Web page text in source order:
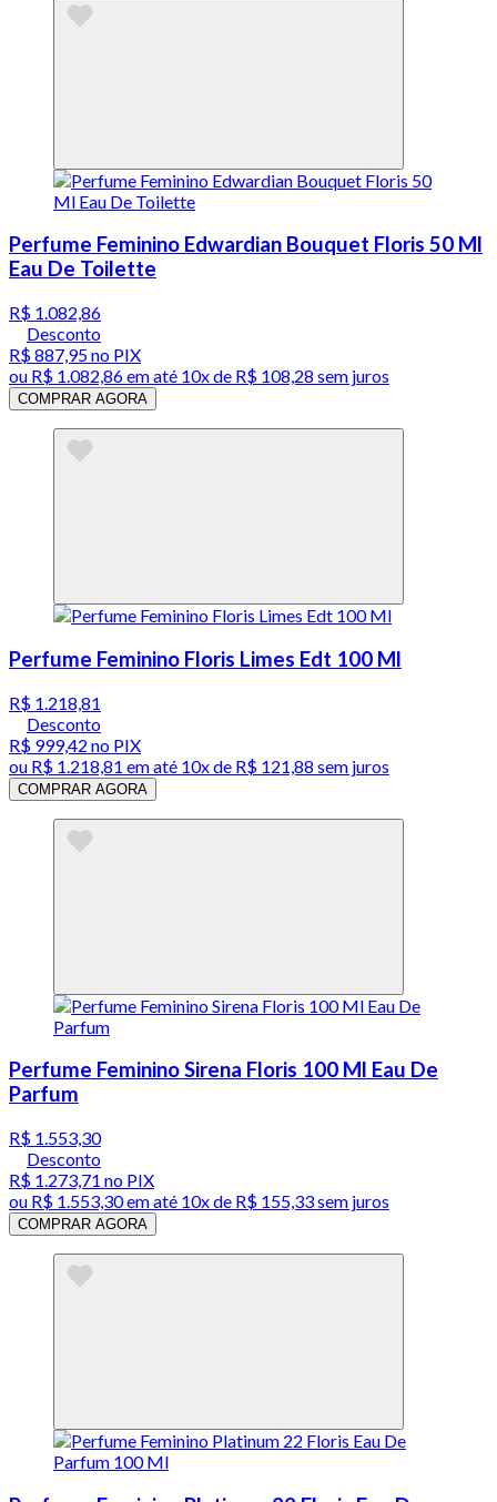
Perfume Feminino Edwardian Bouquet Floris 50 Ml
Eau De Toilette
R$ 1.082,86
Desconto
R$ 887,95no PIX
ou R$ 1.082,86em até 10x de R$ 108,28 sem juros
COMPRAR AGORA
Perfume Feminino Floris Limes Edt 100 Ml
R$ 1.218,81
Desconto
R$ 999,42 no PIX
ou R$ 1.218,81 em até 10x de R$ 121,88 sem juros
COMPRAR AGORA
Perfume Feminino Sirena Floris 100 Ml Eau De
Parfum
R$ 1.553,30
Desconto
R$ 1.273,71 no PIX
ou R$ 1.553,30em até 10x de R$ 155,33 sem juros
COMPRAR AGORA